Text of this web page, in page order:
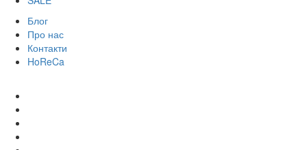
Блог
Про нас
Контакти
HoReCa